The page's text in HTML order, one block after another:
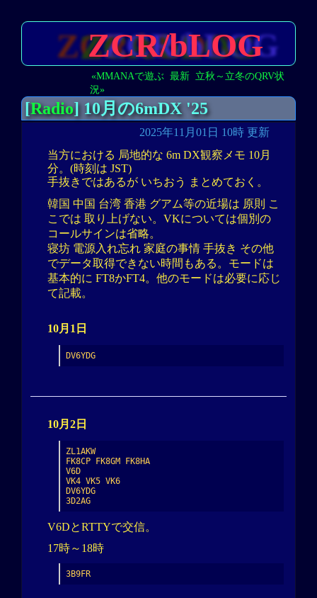
ZCR/bLOG
«MMANAで遊ぶ 最新 立秋～立冬のQRV状
況»
[Radio] 10月の6mDX '25
2025年11月01日 10時 更新
当方における 局地的な 6m DX観察メモ 10月
分。(時刻は JST)
手抜きではあるが いちおう まとめておく。
韓国 中国 台湾 香港 グアム等の近場は 原則 こ
こでは 取り上げない。VKについては個別の
コールサインは省略。
寝坊 電源入れ忘れ 家庭の事情 手抜き その他
でデータ取得できない時間もある。モードは
基本的に FT8かFT4。他のモードは必要に応じ
て記載。
10月1日
DV6YDG
10月2日
ZL1AKW
FK8CP FK8GM FK8HA
V6D
VK4 VK5 VK6
DV6YDG
3D2AG
V6DとRTTYで交信。
17時～18時
3B9FR